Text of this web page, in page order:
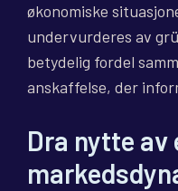
økonomiske
undervurderes av
betydelig fordel
anskaffelse, der
Dra nytte av